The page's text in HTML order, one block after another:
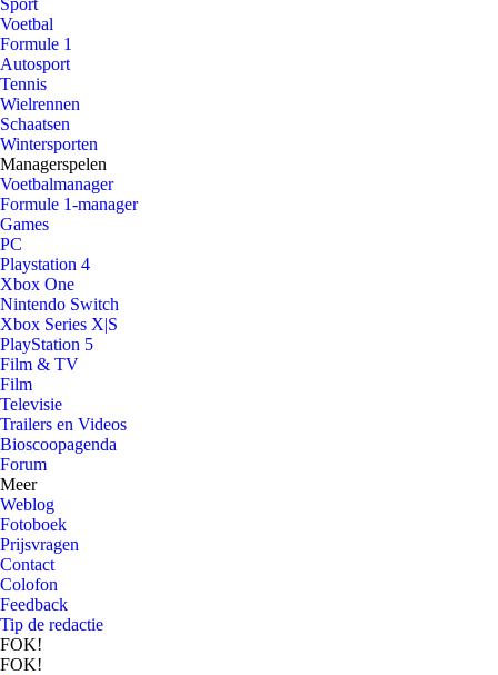
Sport
Voetbal
Formule 1
Autosport
Tennis
Wielrennen
Schaatsen
Wintersporten
Managerspelen
Voetbalmanager
Formule 1-manager
Games
PC
Playstation 4
Xbox One
Nintendo Switch
Xbox Series X|S
PlayStation 5
Film & TV
Film
Televisie
Trailers en Videos
Bioscoopagenda
Forum
Meer
Weblog
Fotoboek
Prijsvragen
Contact
Colofon
Feedback
Tip de redactie
FOK!
FOK!